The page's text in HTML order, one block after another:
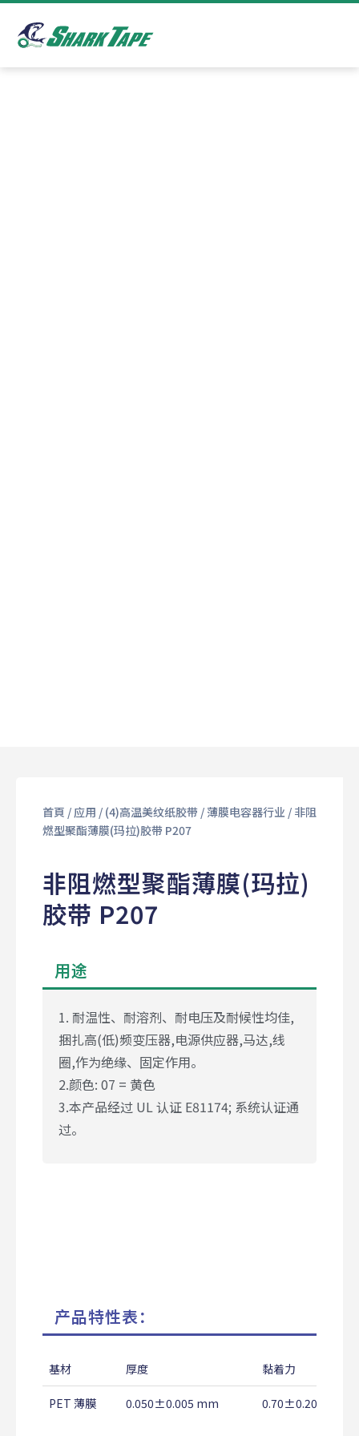
首頁 / 应用 / (4)⾼温美纹纸胶带/薄膜电容器⾏业/ 非阻
燃型聚酯薄膜(玛拉)胶带 P207
非阻燃型聚酯薄膜(玛拉)
胶带 P207
用途
1. 耐温性、耐溶剂、耐电压及耐候性均佳,
捆扎高(低)频变压器,电源供应器,马达,线
圈,作为绝缘、固定作用。
2.颜色: 07 = 黄色
3.本产品经过 UL 认证 E81174; 系统认证通
过。
产品特性表：
基材 厚度 黏着力
PET 薄膜 0.050±0.005 mm 0.70±0.20 Kg/